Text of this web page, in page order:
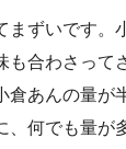
まずいです。
も合わさって
倉あんの量が
、何でも量が